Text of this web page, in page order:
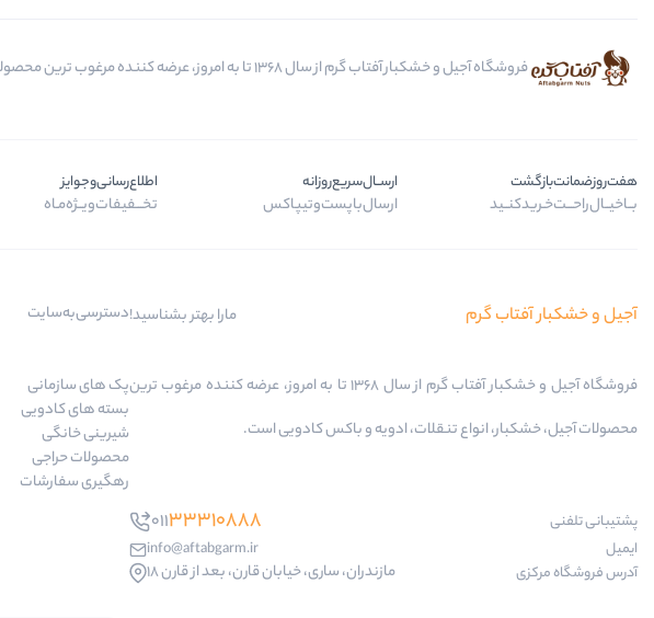
فروشگاه آجیل و خشکبار آفتاب گرم از سال 1368 تا به امروز، عرضه کننده مرغوب ترین محصولات آجیل، خشکبار، انواع تنقلات، ادویه و باکس کادویی است.
هفت‌روز‌ضمانت‌بازگشت
بــا‌خیــال‌راحـــت‌خـرید‌کنــید
ارســال‌سریع‌روزانه
ارسال‌با‌پست‌و‌تیپاکس
اطلاع‌رسانی‌و‌جوایز
تخـــفیفات‌ویــژه‌مـاه
آجیل و خشکبار آفتاب گرم مارا بهتر بشناسید!
فروشگاه آجیل و خشکبار آفتاب گرم از سال 1368 تا به امروز، عرضه کننده مرغوب ترین
محصولات آجیل، خشکبار، انواع تنقلات، ادویه و باکس کادویی است.
پشتیبانی تلفنی 01133310888
ایمیل
info@aftabgarm.ir
آدرس‌ فروشگاه مرکزی
مازندران، ساری، خیابان قارن، بعد از قارن 18
دسترسی‌به‌سایت
پک های سازمانی
بسته های کادویی
شیرینی خانگی
محصولات حراجی
رهگیری سفارشات